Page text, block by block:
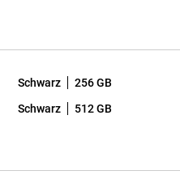
Schwarz 256 GB
Schwarz 512 GB